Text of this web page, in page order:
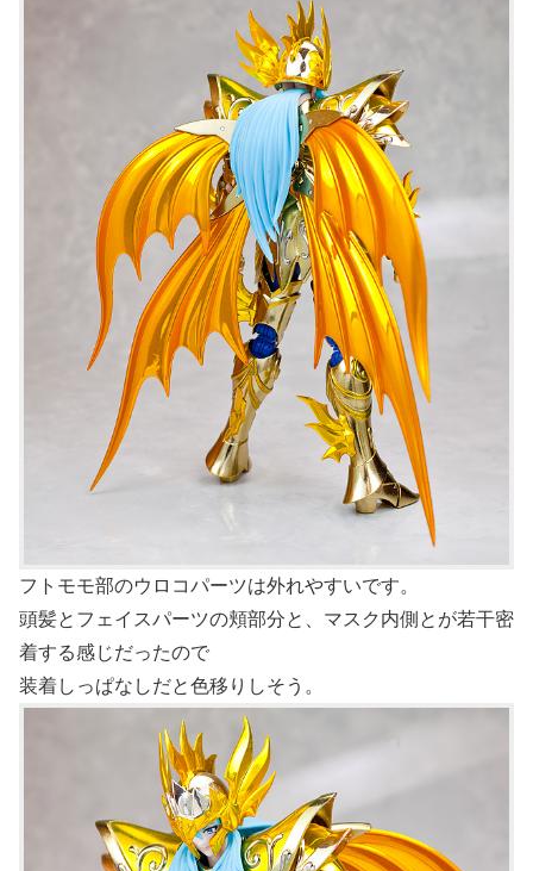
フトモモ部のウロコパーツは外れやすいです。
頭髪とフェイスパーツの頬部分と、マスク内側とが若干密
着する感じだったので
装着しっぱなしだと色移りしそう。